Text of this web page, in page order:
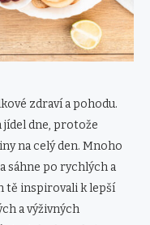
zdraví a pohodu.
jídel dne, protože
na celý den. Mnoho
sáhne po rychlých a
tě inspirovali k lepší
a výživných